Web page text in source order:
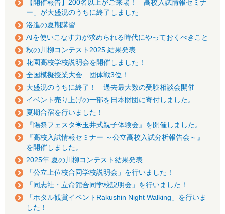
【開催報告】200名以上がご来場！「高校入試情報セミナ
ー」が大盛況のうちに終了しました
洛進の夏期講習
AIを使いこなす力が求められる時代にやっておくべきこと
秋の川柳コンテスト2025 結果発表
花園高校学校説明会を開催しました！
全国模擬授業大会 団体戦3位！
大盛況のうちに終了！ 過去最大数の受験相談会開催
イベント売り上げの一部を日本財団に寄付しました。
夏期合宿を行いました！
『陽祭フェスタ☀玉井式親子体験会』を開催しました。
『高校入試情報セミナー ～公立高校入試分析報告会～』
を開催しました。
2025年 夏の川柳コンテスト結果発表
「公立上位校合同学校説明会」を行いました！
「同志社・立命館合同学校説明会」を行いました！
「ホタル観賞イベントRakushin Night Walking」を行いま
した！